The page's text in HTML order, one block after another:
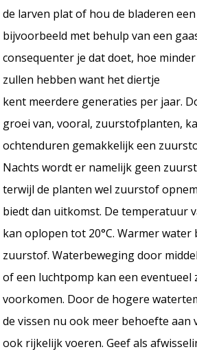
de larven plat of hou de bladeren
bijvoorbeeld met behulp van een
consequenter je dat doet, hoe
zullen hebben want het diertje
kent meerdere generaties per jaar.
groei van, vooral, zuurstofplanten,
ochtenduren gemakkelijk een
Nachts wordt er namelijk geen
terwijl de planten wel zuurstof
biedt dan uitkomst. De temperatuur
kan oplopen tot 20°C. Warmer water
zuurstof. Waterbeweging door
of een luchtpomp kan een
voorkomen. Door de hogere
de vissen nu ook meer behoefte aan
ook rijkelijk voeren. Geef als